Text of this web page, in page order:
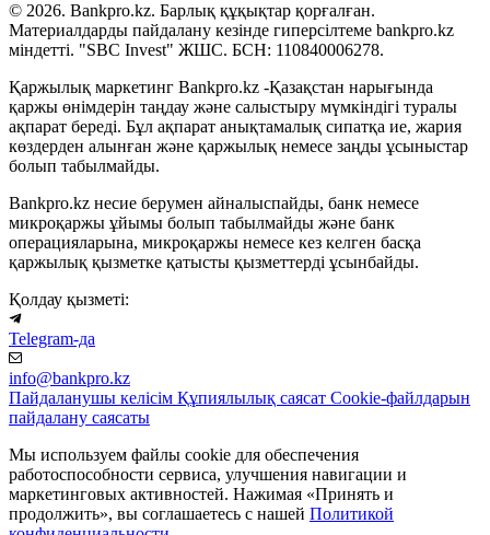
© 2026. Bankpro.kz. Барлық құқықтар қорғалған.
Материалдарды пайдалану кезінде гиперсілтеме bankpro.kz
міндетті. "SBC Invest" ЖШС. БСН: 110840006278.
Қаржылық маркетинг Bankpro.kz -Қазақстан нарығында
қаржы өнімдерін таңдау және салыстыру мүмкіндігі туралы
ақпарат береді. Бұл ақпарат анықтамалық сипатқа ие, жария
көздерден алынған және қаржылық немесе заңды ұсыныстар
болып табылмайды.
Bankpro.kz несие берумен айналыспайды, банк немесе
микроқаржы ұйымы болып табылмайды және банк
операцияларына, микроқаржы немесе кез келген басқа
қаржылық қызметке қатысты қызметтерді ұсынбайды.
Қолдау қызметі:
Telegram-да
info@bankpro.kz
Пайдаланушы келісім Құпиялылық саясат Cookie-файлдарын
пайдалану саясаты
Мы используем файлы cookie для обеспечения
работоспособности сервиса, улучшения навигации и
маркетинговых активностей. Нажимая «Принять и
продолжить», вы соглашаетесь с нашей Политикой